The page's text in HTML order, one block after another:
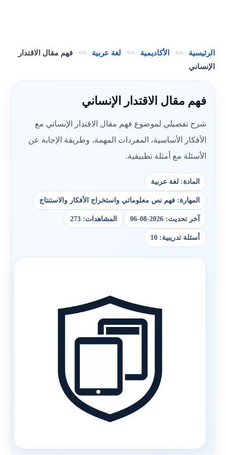
الرئيسية >> الأكاديمية >> لغة عربية >>
فهم مقال الاقتدار
الإنساني
فهم مقال الاقتدار الإنساني
شرح تفصيلي لموضوع فهم مقال الاقتدار الإنساني مع
الأفكار الأساسية، المفردات المهمة، وطريقة الإجابة عن
الأسئلة مع أمثلة تطبيقية.
المادة: لغة عربية
المهارة: فهم نص معلوماتي واستخراج الأفكار والاستنتاج
آخر تحديث: 2026-08-06 المشاهدات: 273
أسئلة تدريبية: 10